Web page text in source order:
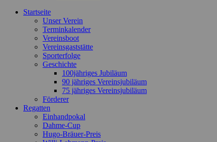
oben
Startseite
Unser Verein
Terminkalender
Vereinsboot
Vereinsgaststätte
Sporterfolge
Geschichte
100jähriges Jubiläum
90 jähriges Vereinsjubiläum
75 jähriges Vereinsjubiläum
Förderer
Regatten
Einhandpokal
Dahme-Cup
Hugo-Bräuer-Preis